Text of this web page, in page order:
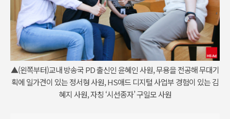
▲(왼쪽부터)교내 방송국 PD 출신인 윤혜인 사원, 무용을 전공해 무대기
획에 일가견이 있는 정서형 사원, HS애드 디지털 사업부 경험이 있는 김
혜지 사원, 자칭 ‘시선종자’ 구일모 사원